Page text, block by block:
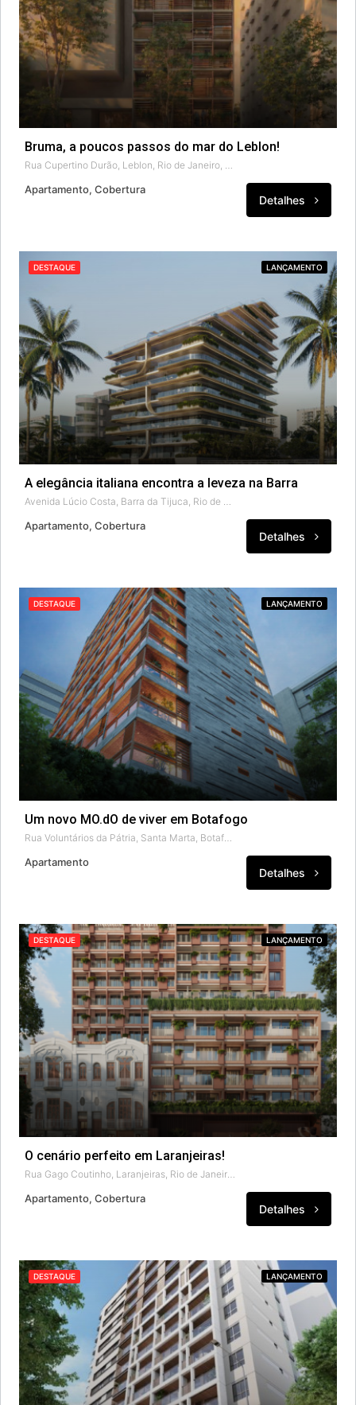
Bruma, a poucos passos do mar do Leblon!
Apartamento, Cobertura
Detalhes
DESTAQUE LANÇAMENTO
A elegância italiana encontra a leveza na Barra
Apartamento, Cobertura
Detalhes
DESTAQUE LANÇAMENTO
Um novo MO.dO de viver em Botafogo
Apartamento
Detalhes
DESTAQUE LANÇAMENTO
O cenário perfeito em Laranjeiras!
Apartamento, Cobertura
Detalhes
DESTAQUE LANÇAMENTO